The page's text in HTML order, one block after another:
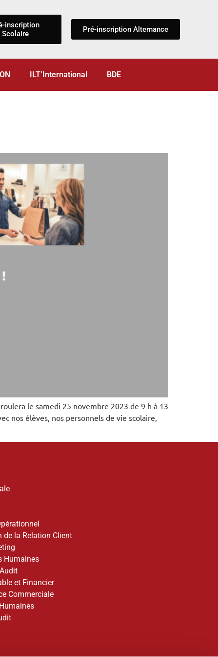
inscription
Scolaire
Pré-inscription Alternance
ILT’International BDE
le samedi 25 novembre 2023 de 9 h à 13
nos élèves, nos personnels de vie scolaire,
de la Relation Client
Humaines
et Financier
Commerciale